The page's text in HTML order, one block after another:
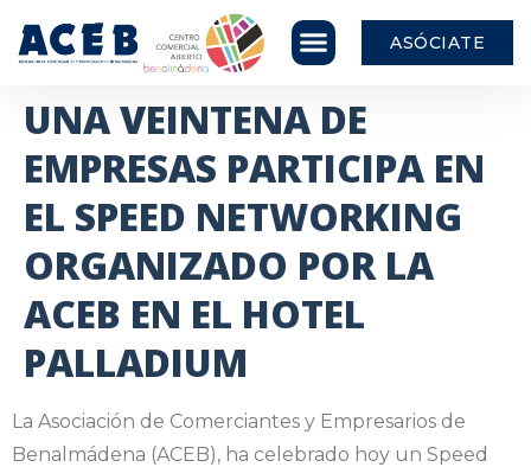
ASÓCIATE
UNA VEINTENA DE
EMPRESAS PARTICIPA EN
EL SPEED NETWORKING
ORGANIZADO POR LA
ACEB EN EL HOTEL
PALLADIUM
La Asociación de Comerciantes y Empresarios de
Benalmádena (ACEB), ha celebrado hoy un Speed